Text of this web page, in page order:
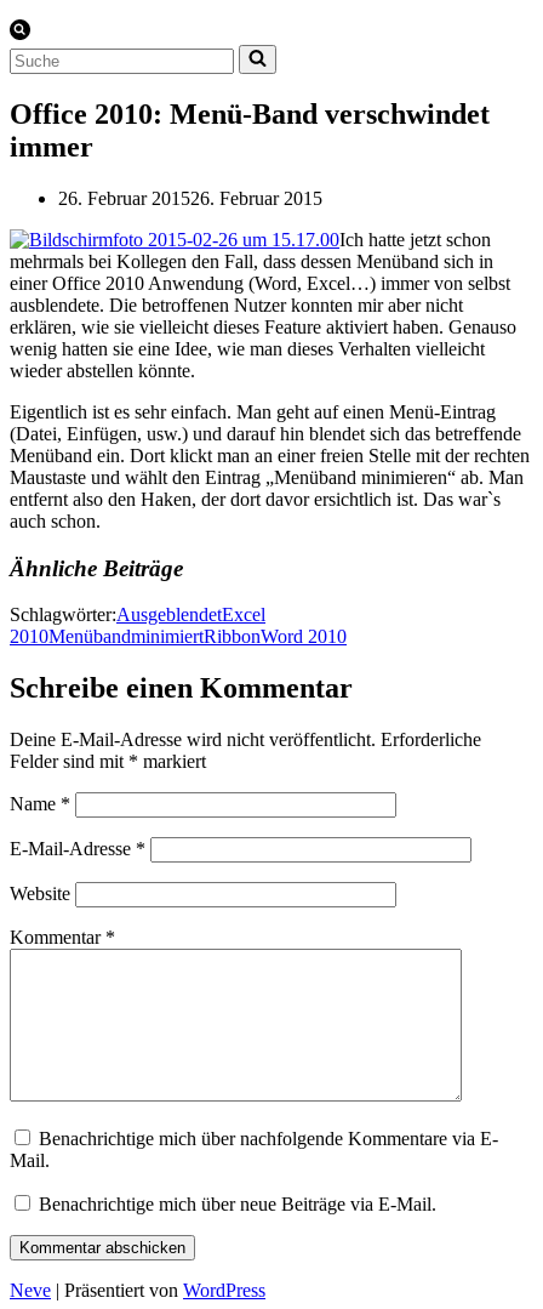
Suchen
nach …
Office 2010: Menü-Band verschwindet
immer
26. Februar 201526. Februar 2015
Ich hatte jetzt schon
mehrmals bei Kollegen den Fall, dass dessen Menüband sich in
einer Office 2010 Anwendung (Word, Excel…) immer von selbst
ausblendete. Die betroffenen Nutzer konnten mir aber nicht
erklären, wie sie vielleicht dieses Feature aktiviert haben. Genauso
wenig hatten sie eine Idee, wie man dieses Verhalten vielleicht
wieder abstellen könnte.
Eigentlich ist es sehr einfach. Man geht auf einen Menü-Eintrag
(Datei, Einfügen, usw.) und darauf hin blendet sich das betreffende
Menüband ein. Dort klickt man an einer freien Stelle mit der rechten
Maustaste und wählt den Eintrag „Menüband minimieren“ ab. Man
entfernt also den Haken, der dort davor ersichtlich ist. Das war`s
auch schon.
Ähnliche Beiträge
Schlagwörter:AusgeblendetExcel
2010MenübandminimiertRibbonWord 2010
Schreibe einen Kommentar
Deine E-Mail-Adresse wird nicht veröffentlicht. Erforderliche
Felder sind mit * markiert
Name *
E-Mail-Adresse *
Website
Kommentar *
Benachrichtige mich über nachfolgende Kommentare via E-
Mail.
Benachrichtige mich über neue Beiträge via E-Mail.
Neve | Präsentiert von WordPress